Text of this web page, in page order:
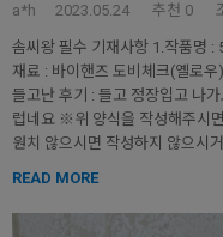
a*h 2023.05.24 추천 0
솜씨왕 필수 기재사항 1.작품명 :
재료 : 바이핸즈 도비체크(옐로
들고난 후기 : 들고 정장입고 나
럽네요 ※위 양식을 작성해주시
원치 않으시면 작성하지 않으시
READ MORE